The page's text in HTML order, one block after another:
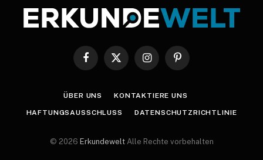
Facebook
X
InstagramPinterest
ÜBER UNS KONTAKTIERE UNS
HAFTUNGSAUSSCHLUSS DATENSCHUTZRICHTLINIE
© 2026 Erkundewelt Alle Rechte vorbehalten